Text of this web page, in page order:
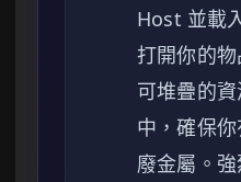
Host 並載
打開你的
可堆疊的
中，確保
廢金屬。